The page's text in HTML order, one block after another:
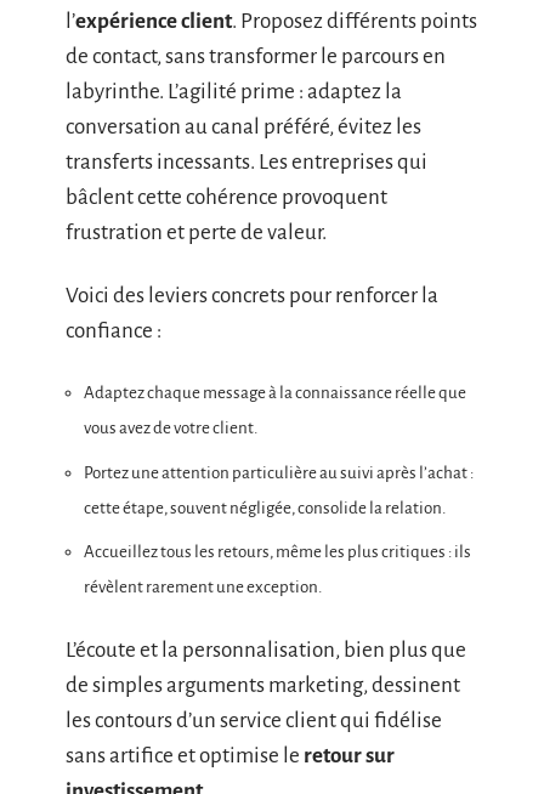
l’expérience client. Proposez différents points
de contact, sans transformer le parcours en
labyrinthe. L’agilité prime : adaptez la
conversation au canal préféré, évitez les
transferts incessants. Les entreprises qui
bâclent cette cohérence provoquent
frustration et perte de valeur.
Voici des leviers concrets pour renforcer la
confiance :
Adaptez chaque message à la connaissance réelle que
vous avez de votre client.
Portez une attention particulière au suivi après l’achat :
cette étape, souvent négligée, consolide la relation.
Accueillez tous les retours, même les plus critiques : ils
révèlent rarement une exception.
L’écoute et la personnalisation, bien plus que
de simples arguments marketing, dessinent
les contours d’un service client qui fidélise
sans artifice et optimise le retour sur